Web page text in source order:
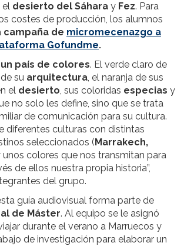
el desierto del Sáhara y Fez. Para
costes de producción, los alumnos
campaña de micromecenazgo a
Gofundme.
país de colores. El verde claro de
su arquitectura, el naranja de sus
el desierto, sus coloridas especias y
no solo les define, sino que se trata
de comunicación para su cultura.
diferentes culturas con distintas
seleccionados ( Marrakech,
unos colores que nos transmitan para
de ellos nuestra propia historia”,
del grupo.
guía audiovisual forma parte de
de Máster. Al equipo se le asignó
durante el verano a Marruecos y
de investigación para elaborar un